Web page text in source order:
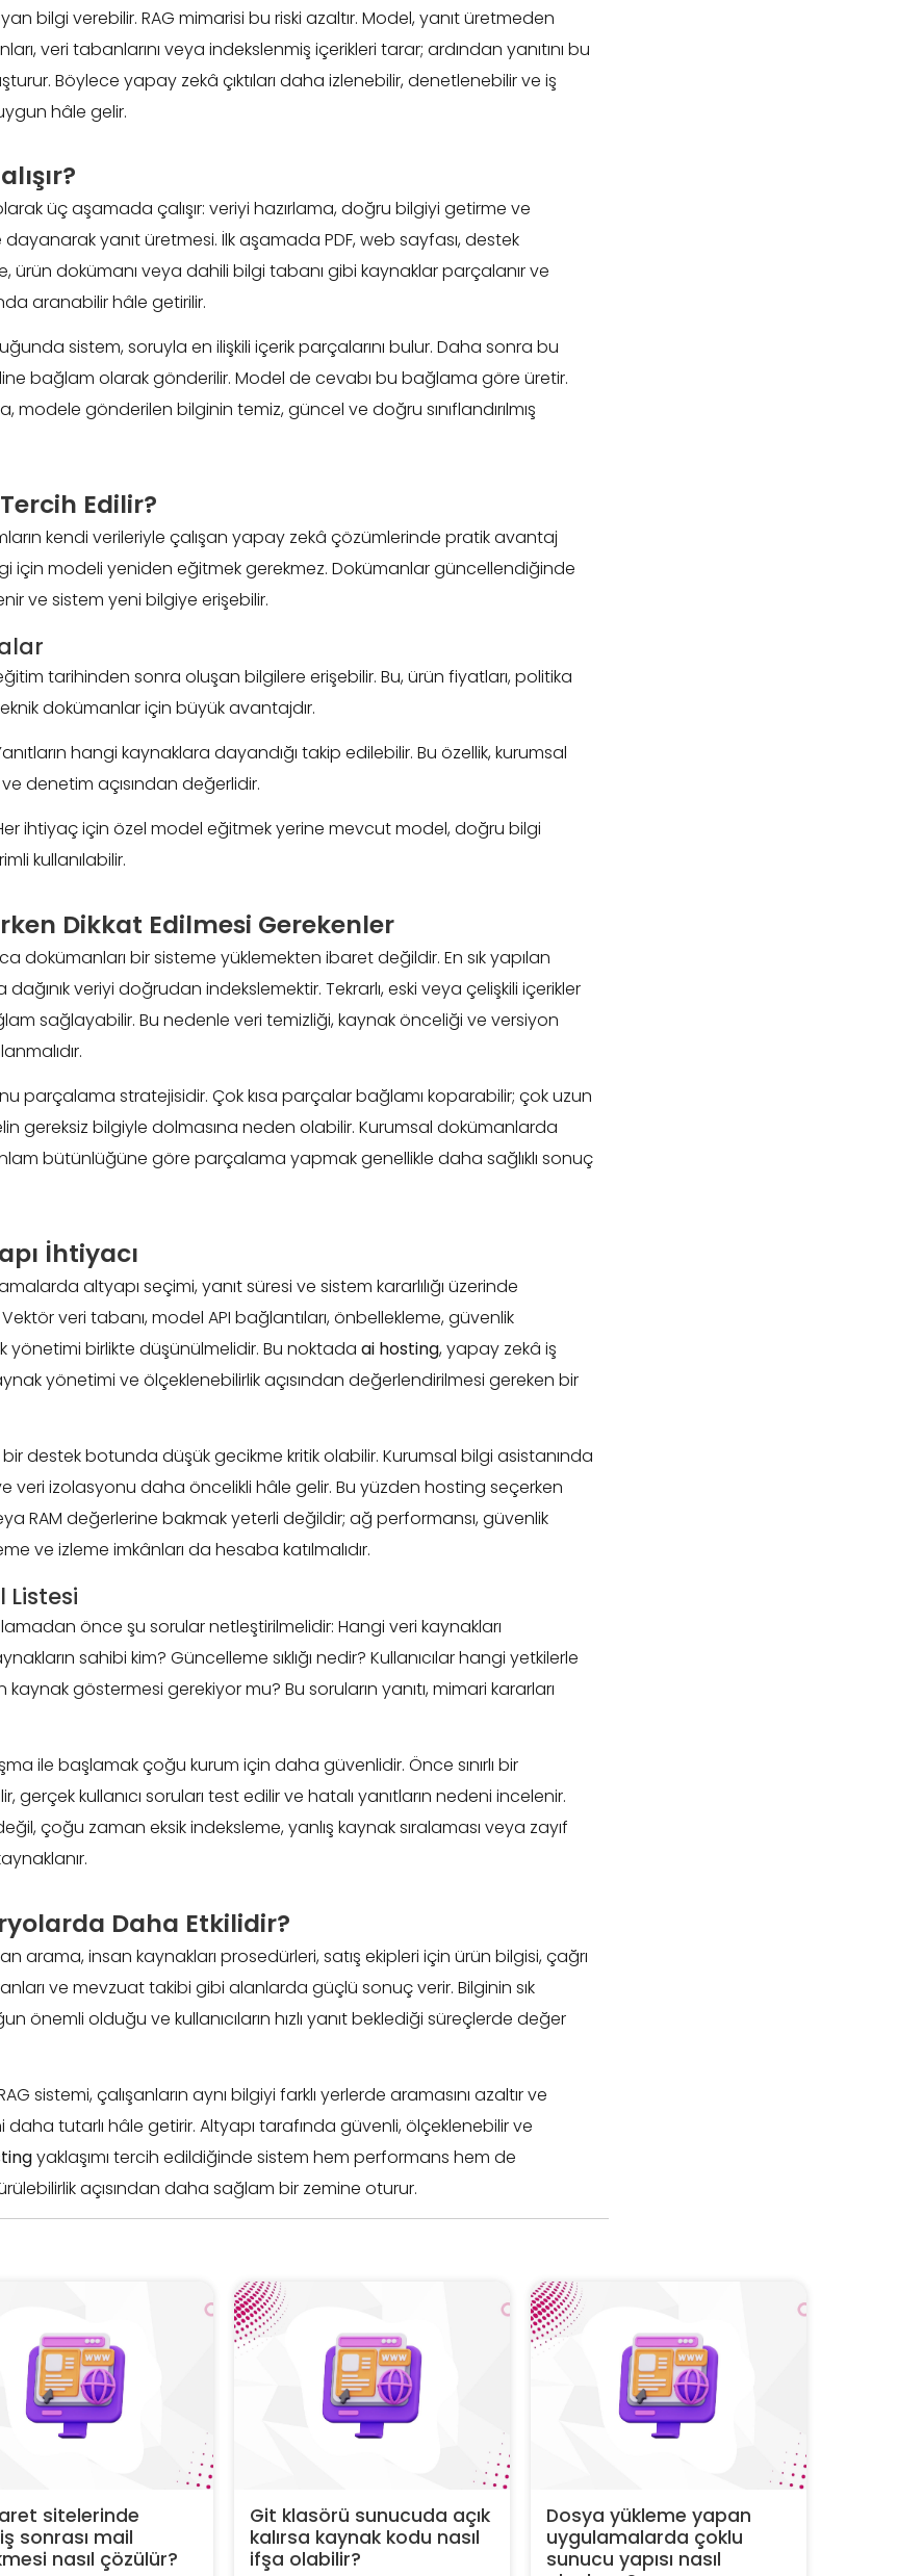
bilgi verebilir. RAG mimarisi bu riski azaltır. Model, yanıt üretmeden
veri tabanlarını veya indekslenmiş içerikleri tarar; ardından yanıtını bu
Böylece yapay zekâ çıktıları daha izlenebilir, denetlenebilir ve iş
hâle gelir.
üç aşamada çalışır: veriyi hazırlama, doğru bilgiyi getirme ve
yanıt üretmesi. İlk aşamada PDF, web sayfası, destek
ürün dokümanı veya dahili bilgi tabanı gibi kaynaklar parçalanır ve
aranabilir hâle getirilir.
sistem, soruyla en ilişkili içerik parçalarını bulur. Daha sonra bu
bağlam olarak gönderilir. Model de cevabı bu bağlama göre üretir.
modele gönderilen bilginin temiz, güncel ve doğru sınıflandırılmış
Edilir?
kendi verileriyle çalışan yapay zekâ çözümlerinde pratik avantaj
için modeli yeniden eğitmek gerekmez. Dokümanlar güncellendiğinde
ve sistem yeni bilgiye erişebilir.
tarihinden sonra oluşan bilgilere erişebilir. Bu, ürün fiyatları, politika
dokümanlar için büyük avantajdır.
hangi kaynaklara dayandığı takip edilebilir. Bu özellik, kurumsal
denetim açısından değerlidir.
ihtiyaç için özel model eğitmek yerine mevcut model, doğru bilgi
kullanılabilir.
Dikkat Edilmesi Gerekenler
dokümanları bir sisteme yüklemekten ibaret değildir. En sık yapılan
veriyi doğrudan indekslemektir. Tekrarlı, eski veya çelişkili içerikler
sağlayabilir. Bu nedenle veri temizliği, kaynak önceliği ve versiyon
parçalama stratejisidir. Çok kısa parçalar bağlamı koparabilir; çok uzun
gereksiz bilgiyle dolmasına neden olabilir. Kurumsal dokümanlarda
bütünlüğüne göre parçalama yapmak genellikle daha sağlıklı sonuç
İhtiyacı
altyapı seçimi, yanıt süresi ve sistem kararlılığı üzerinde
veri tabanı, model API bağlantıları, önbellekleme, güvenlik
yönetimi birlikte düşünülmelidir. Bu noktada ai hosting, yapay zekâ iş
yönetimi ve ölçeklenebilirlik açısından değerlendirilmesi gereken bir
destek botunda düşük gecikme kritik olabilir. Kurumsal bilgi asistanında
veri izolasyonu daha öncelikli hâle gelir. Bu yüzden hosting seçerken
RAM değerlerine bakmak yeterli değildir; ağ performansı, güvenlik
ve izleme imkânları da hesaba katılmalıdır.
Listesi
önce şu sorular netleştirilmelidir: Hangi veri kaynakları
sahibi kim? Güncelleme sıklığı nedir? Kullanıcılar hangi yetkilerle
kaynak göstermesi gerekiyor mu? Bu soruların yanıtı, mimari kararları
ile başlamak çoğu kurum için daha güvenlidir. Önce sınırlı bir
gerçek kullanıcı soruları test edilir ve hatalı yanıtların nedeni incelenir.
çoğu zaman eksik indeksleme, yanlış kaynak sıralaması veya zayıf
Daha Etkilidir?
arama, insan kaynakları prosedürleri, satış ekipleri için ürün bilgisi, çağrı
ve mevzuat takibi gibi alanlarda güçlü sonuç verir. Bilginin sık
önemli olduğu ve kullanıcıların hızlı yanıt beklediği süreçlerde değer
sistemi, çalışanların aynı bilgiyi farklı yerlerde aramasını azaltır ve
tutarlı hâle getirir. Altyapı tarafında güvenli, ölçeklenebilir ve
yaklaşımı tercih edildiğinde sistem hem performans hem de
açısından daha sağlam bir zemine oturur.
sitelerinde
sonrası mail
nasıl çözülür?
Git klasörü sunucuda açık
kalırsa kaynak kodu nasıl
ifşa olabilir?
Dosya yükleme yapan
uygulamalarda çoklu
sunucu yapısı nasıl